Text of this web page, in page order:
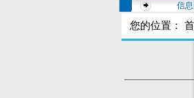
信
您的位置：